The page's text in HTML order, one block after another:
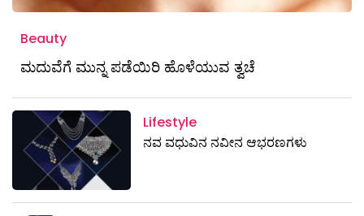
Beauty
ಮದುವೆಗೆ ಮುನ್ನ ಪಡೆಯಿರಿ ಹೊಳೆಯುವ ತ್ವಚೆ
Lifestyle
ನವ ವಧುವಿನ ನವೀನ ಆಭರಣಗಳು